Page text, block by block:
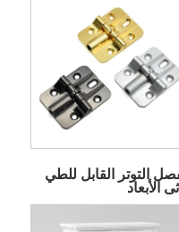
التوتر القابل للطي
الأبعاد